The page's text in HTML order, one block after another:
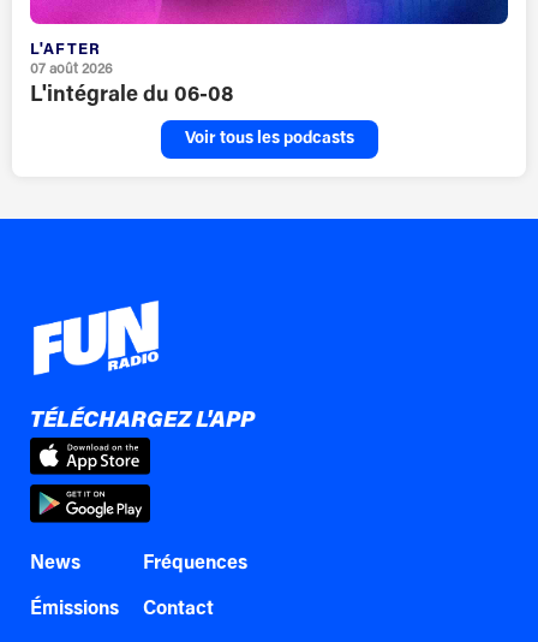
L'AFTER
07 août 2026
L'intégrale du 06-08
Voir tous les podcasts
TÉLÉCHARGEZ L'APP
News
Émissions
Fréquences
Contact